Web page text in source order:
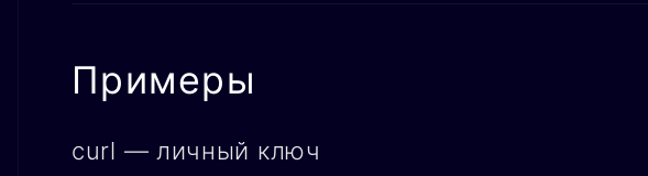
Примеры
curl — личный ключ